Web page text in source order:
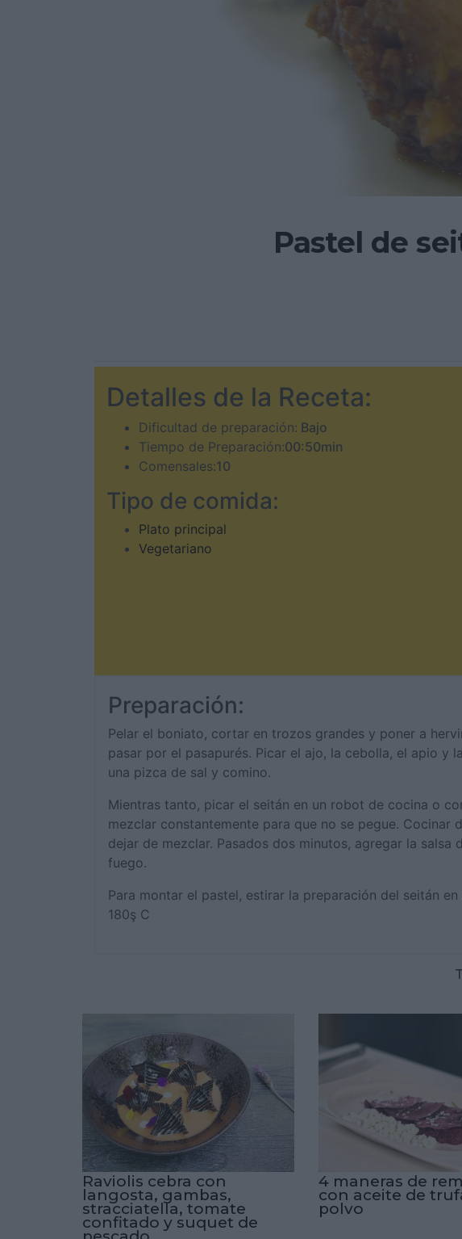
Pastel de
Detalles de la Receta:
Dificultad de preparación: Bajo
Tiempo de Preparación:00:50min
Comensales:10
Tipo de comida:
Plato principal
Vegetariano
Preparación:
Pelar el boniato, cortar en trozos grandes y poner a
pasar por el pasapurés. Picar el ajo, la cebolla, el apio
una pizca de sal y comino.
Mientras tanto, picar el seitán en un robot de cocina o
mezclar constantemente para que no se pegue.
dejar de mezclar. Pasados dos minutos, agregar la
fuego.
Para montar el pastel, estirar la preparación del seitán
180ş C
Raviolis cebra con
langosta, gambas,
stracciatella, tomate
confitado y suquet de
4 maneras de
con aceite de
polvo